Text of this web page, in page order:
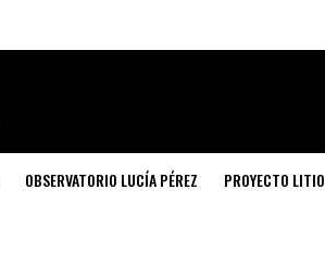
OBSERVATORIO LUCÍA PÉREZ PROYECTO LITIO